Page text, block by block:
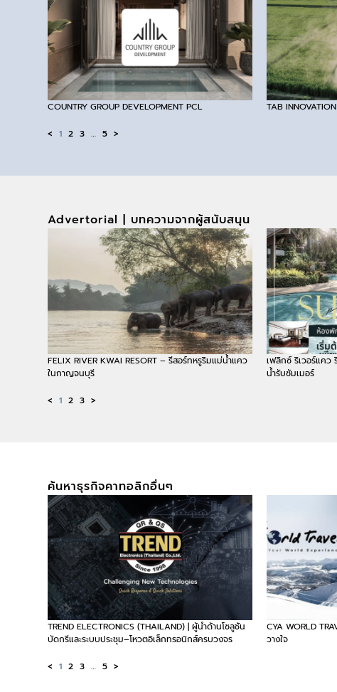
COUNTRY GROUP DEVELOPMENT PCL TAB INNOVATION
< 1 2 3 … 5 >
Advertorial | บทความจากผู้สนับสนุน
FELIX RIVER KWAI RESORT – รีสอร์ทหรูริมแม่น้ำแคว
ในกาญจนบุรี
เฟลิกซ์ ริเวอร์แค
น้ำรับซัมเมอร์
< 1 2 3 >
ค้นหาธุรกิจคาทอลิกอื่นๆ
TREND ELECTRONICS (THAILAND) | ผู้นำด้านโซลูชัน
บัดกรีและระบบประชุม–โหวตอิเล็กทรอนิกส์ครบวงจร
CYA WORLD
วางใจ
< 1 2 3 … 5 >